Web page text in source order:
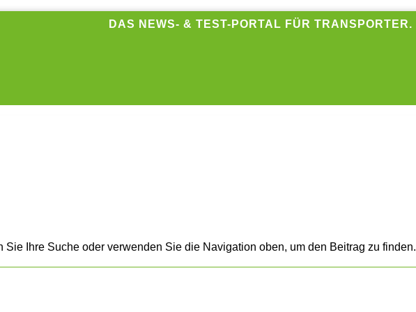
DAS NEWS- & TEST-PORTAL FÜR TRANSPORTER.
Ihre Suche oder verwenden Sie die Navigation oben, um den Beitrag zu finden.